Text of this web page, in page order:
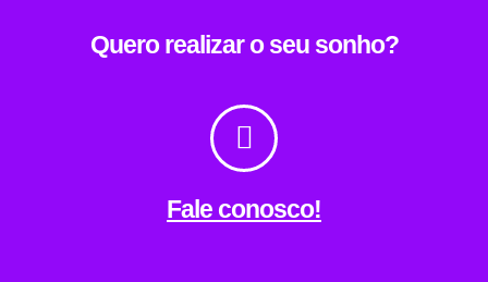
Quero realizar o seu sonho?
Fale conosco!